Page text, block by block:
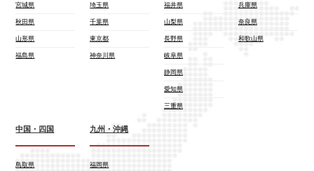
宮城県
秋田県
山形県
福島県
埼玉県
千葉県
東京都
神奈川県
福井県
山梨県
長野県
岐阜県
静岡県
愛知県
三重県
兵庫県
奈良県
和歌山県
中国・四国
鳥取県
九州・沖縄
福岡県